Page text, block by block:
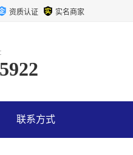
资质认证 实名商家
联系方式